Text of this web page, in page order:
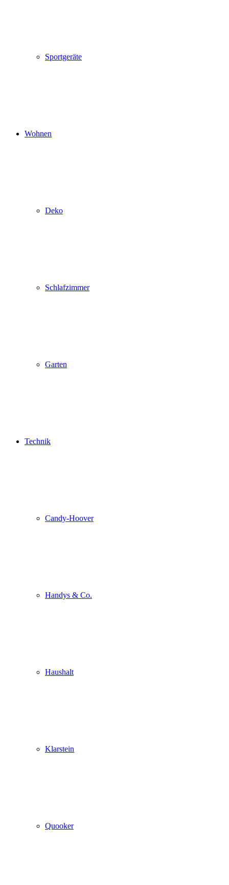
Sportgeräte
Wohnen
Deko
Schlafzimmer
Garten
Technik
Candy-Hoover
Handys & Co.
Haushalt
Klarstein
Quooker